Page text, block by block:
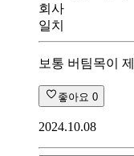
회사
일치
보통 버팀목이
좋아요 0
2024.10.08